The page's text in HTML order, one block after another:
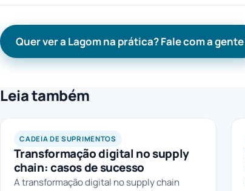
Quer ver a Lagom na prática? Fale com a gente
Leia também
CADEIA DE SUPRIMENTOS
Transformação digital no supply
chain: casos de sucesso
A transformação digital no supply chain